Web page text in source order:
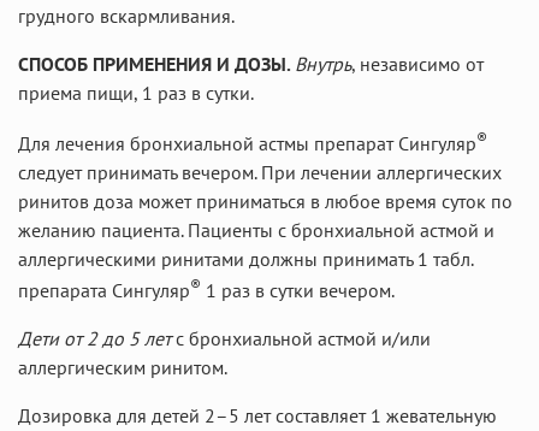
грудного вскармливания.
СПОСОБ ПРИМЕНЕНИЯ И ДОЗЫ. Внутрь, независимо от
приема пищи, 1 раз в сутки.
Для лечения бронхиальной астмы препарат Сингуляр®
следует принимать вечером. При лечении аллергических
ринитов доза может приниматься в любое время суток по
желанию пациента. Пациенты с бронхиальной астмой и
аллергическими ринитами должны принимать 1 табл.
препарата Сингуляр® 1 раз в сутки вечером.
Дети от 2 до 5 летс бронхиальной астмой и/или
аллергическим ринитом.
Дозировка для детей 2–5 лет составляет 1 жевательную